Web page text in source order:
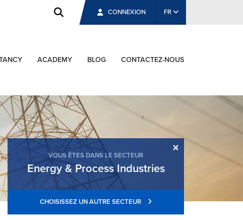
CONNEXION FR
ACADEMY BLOG CONTACTEZ-NOUS
×
VOUS ÊTES DANS LE SECTEUR
Energy & Process Industries
CHOISISSEZ UN AUTRE SECTEUR